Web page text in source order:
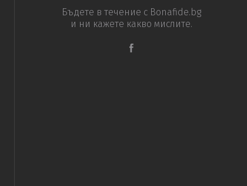
Бъдете в течение с Bonafide.bg
и ни кажете какво мислите.